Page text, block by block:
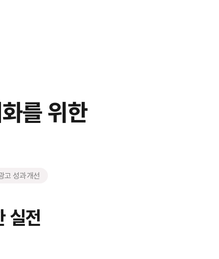
를 위한
고 성과 개선
실전